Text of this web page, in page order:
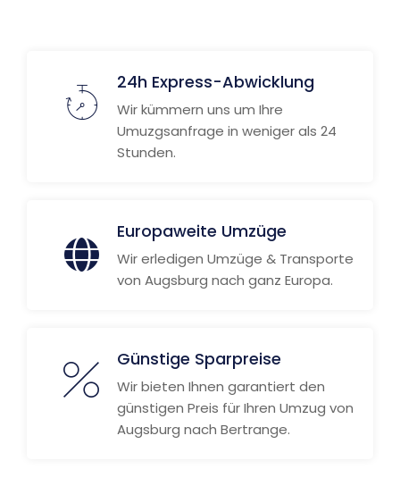
24h Express-Abwicklung
Wir kümmern uns um Ihre
Umuzgsanfrage in weniger als 24
Stunden.
Europaweite Umzüge
Wir erledigen Umzüge & Transporte
von Augsburg nach ganz Europa.
Günstige Sparpreise
Wir bieten Ihnen garantiert den
günstigen Preis für Ihren Umzug von
Augsburg nach Bertrange.